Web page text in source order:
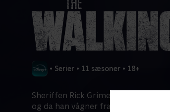
• Serier • 11 sæsoner • 18+
Sheriffen Rick Grimes fra en lille by
og da han vågner fra koma finder